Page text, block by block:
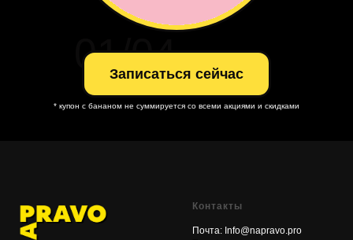
01/04
Записаться сейчас
* купон с бананом не суммируется со всеми акциями и скидками
Контакты
Почта: Info@napravo.pro